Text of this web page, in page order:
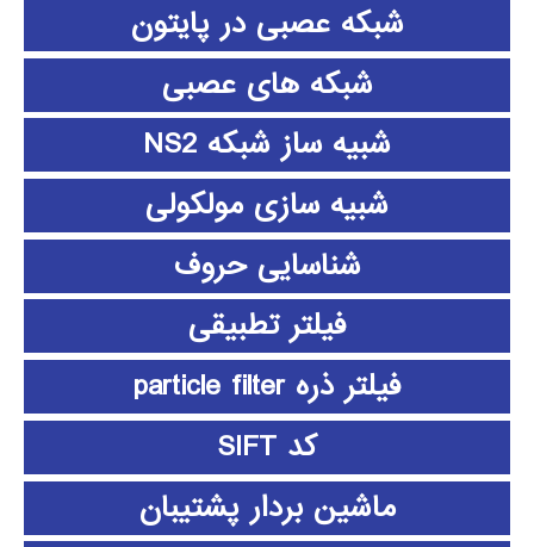
شبکه عصبی در پایتون
شبکه های عصبی
شبیه ساز شبکه NS2
شبیه سازی مولکولی
شناسایی حروف
فیلتر تطبیقی
فیلتر ذره particle filter
کد SIFT
ماشین بردار پشتیبان